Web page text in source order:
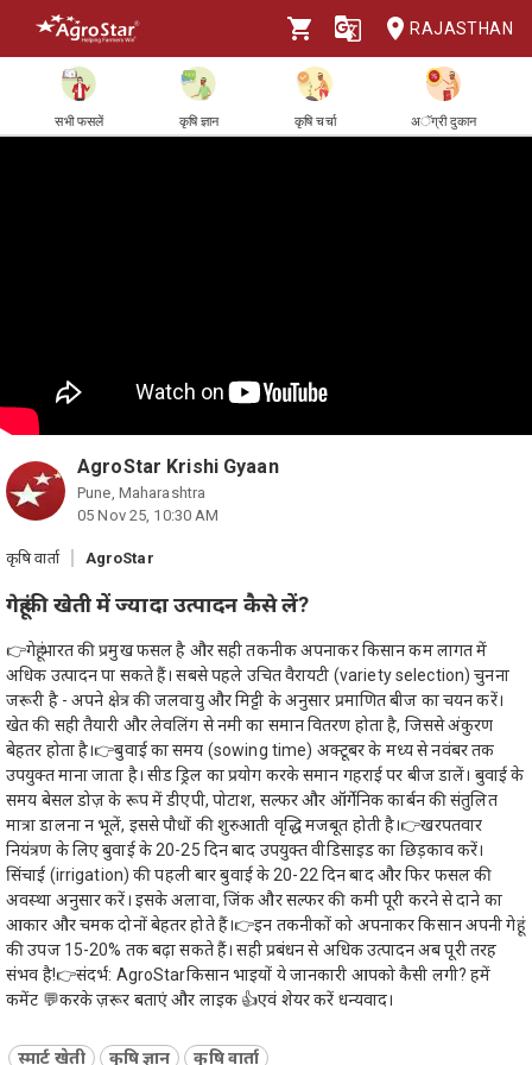
RAJASTHAN
सभी फसलें कृषि ज्ञान कृषि चर्चा अॅग्री दुकान
AgroStar Krishi Gyaan
Pune, Maharashtra
05 Nov 25, 10:30 AM
कृषि वार्ता AgroStar
गेहूं की खेती में ज्यादा उत्पादन कैसे लें?
👉गेहूं भारत की प्रमुख फसल है और सही तकनीक अपनाकर किसान कम लागत में
अधिक उत्पादन पा सकते हैं। सबसे पहले उचित वैरायटी (variety selection) चुनना
जरूरी है - अपने क्षेत्र की जलवायु और मिट्टी के अनुसार प्रमाणित बीज का चयन करें।
खेत की सही तैयारी और लेवलिंग से नमी का समान वितरण होता है, जिससे अंकुरण
बेहतर होता है।👉बुवाई का समय (sowing time) अक्टूबर के मध्य से नवंबर तक
उपयुक्त माना जाता है। सीड ड्रिल का प्रयोग करके समान गहराई पर बीज डालें। बुवाई के
समय बेसल डोज़ के रूप में डीएपी, पोटाश, सल्फर और ऑर्गेनिक कार्बन की संतुलित
मात्रा डालना न भूलें, इससे पौधों की शुरुआती वृद्धि मजबूत होती है।👉खरपतवार
नियंत्रण के लिए बुवाई के 20-25 दिन बाद उपयुक्त वीडिसाइड का छिड़काव करें।
सिंचाई (irrigation) की पहली बार बुवाई के 20-22 दिन बाद और फिर फसल की
अवस्था अनुसार करें। इसके अलावा, जिंक और सल्फर की कमी पूरी करने से दाने का
आकार और चमक दोनों बेहतर होते हैं।👉इन तकनीकों को अपनाकर किसान अपनी गेहूं
की उपज 15-20% तक बढ़ा सकते हैं। सही प्रबंधन से अधिक उत्पादन अब पूरी तरह
संभव है!👉संदर्भ: AgroStarकिसान भाइयों ये जानकारी आपको कैसी लगी? हमें
कमेंट 💬करके ज़रूर बताएं और लाइक 👍एवं शेयर करें धन्यवाद।
स्मार्ट खेती कृषि ज्ञान कृषि वार्ता